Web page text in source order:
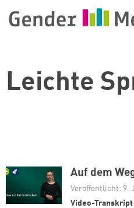
Leichte
Auf dem
Veröffentlicht: 9.
Video-Transkript